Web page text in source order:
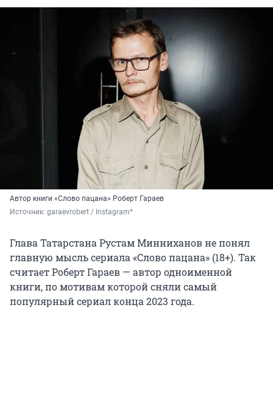
Автор книги «Слово пацана» Роберт Гараев
Источник: garaevrobert / Instagram*
Глава Татарстана Рустам Минниханов не понял
главную мысль сериала «Слово пацана» (18+). Так
считает Роберт Гараев — автор одноименной
книги, по мотивам которой сняли самый
популярный сериал конца 2023 года.